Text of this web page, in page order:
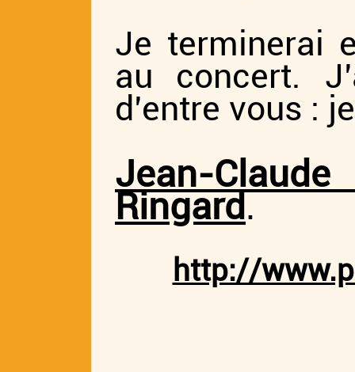
Je terminerai
au concert.
d’entre vous :
Jean-
Ringard.
http://